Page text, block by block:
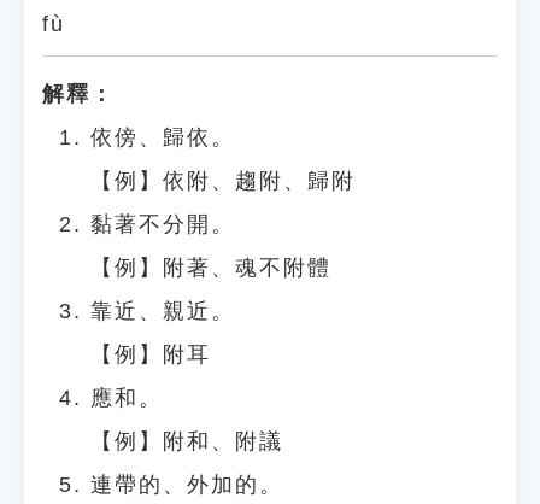
fù
解釋：
依傍、歸依。
【例】依附、趨附、歸附
黏著不分開。
【例】附著、魂不附體
靠近、親近。
【例】附耳
應和。
【例】附和、附議
連帶的、外加的。